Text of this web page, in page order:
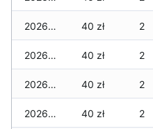
2026-06-28 40 zł 2
2026-06-27 40 zł 2
2026-06-26 40 zł 2
2026-06-25 40 zł 2